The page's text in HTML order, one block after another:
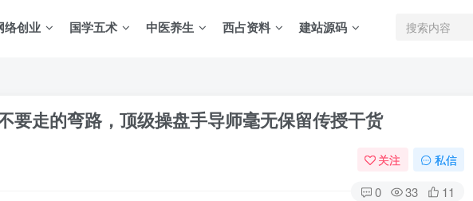
络创业 国学五术 中医养生 西占资料 建站源码
要走的弯路，顶级操盘手导师毫无保留传授干货
关注 私信
0 33 11